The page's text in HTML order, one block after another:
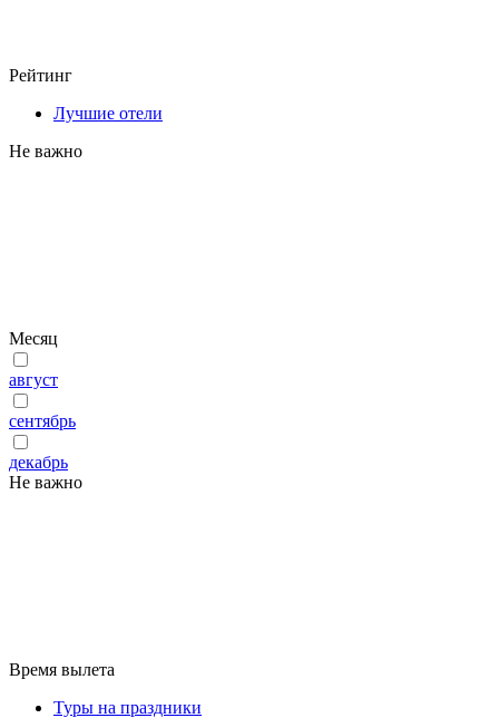
Рейтинг
Лучшие отели
Не важно
Месяц
август
сентябрь
декабрь
Не важно
Время вылета
Туры на праздники